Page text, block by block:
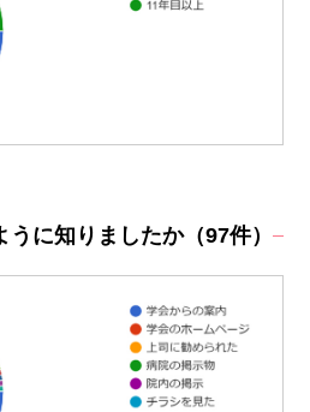
うに知りましたか（97件）